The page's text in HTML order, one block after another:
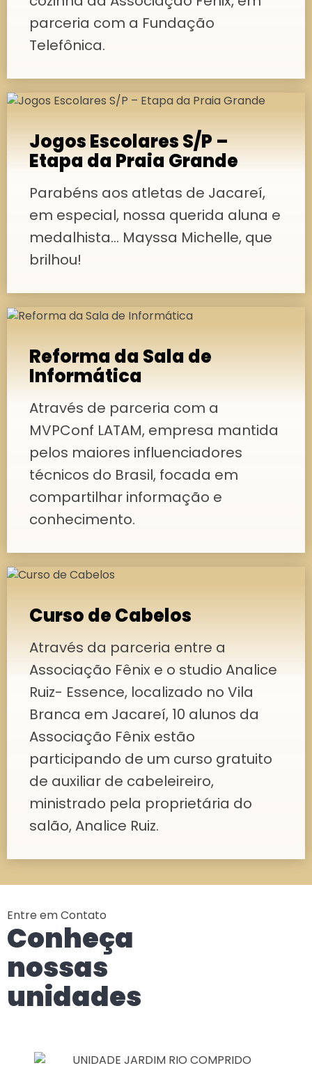
parceria com a Fundação
Telefônica.
Jogos Escolares S/P –
Etapa da Praia Grande
Parabéns aos atletas de Jacareí,
em especial, nossa querida aluna e
medalhista… Mayssa Michelle, que
brilhou!
Reforma da Sala de
Informática
Através de parceria com a
MVPConf LATAM, empresa mantida
pelos maiores influenciadores
técnicos do Brasil, focada em
compartilhar informação e
conhecimento.
Curso de Cabelos
Através da parceria entre a
Associação Fênix e o studio Analice
Ruiz- Essence, localizado no Vila
Branca em Jacareí, 10 alunos da
Associação Fênix estão
participando de um curso gratuito
de auxiliar de cabeleireiro,
ministrado pela proprietária do
salão, Analice Ruiz.
Entre em Contato
Conheça
nossas
unidades